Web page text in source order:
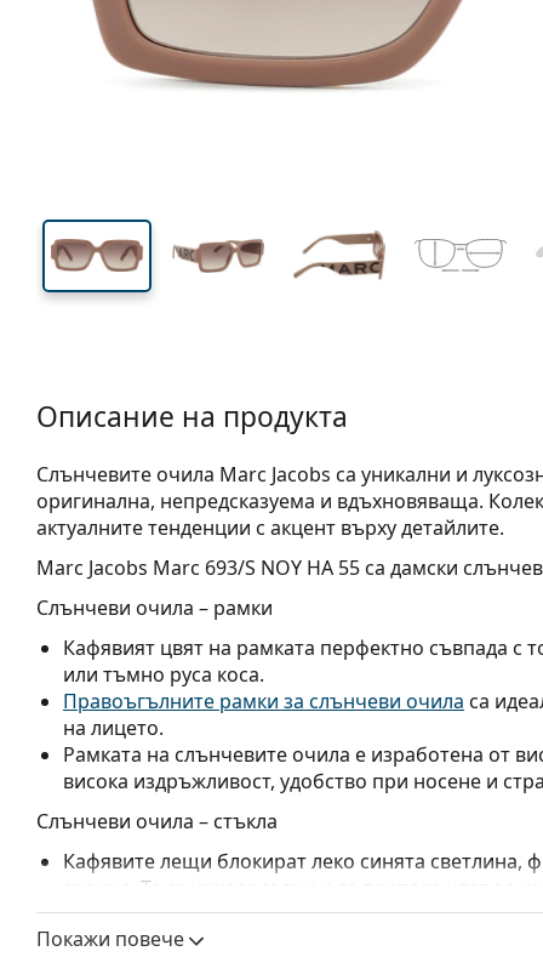
40 mm
Височина на стъклото Ширина на стъклото
Описание на продукта
Слънчевите очила Marc Jacobs са уникални и
оригинална, непредсказуема и вдъхновяваща.
актуалните тенденции с акцент върху детайлите.
Marc Jacobs Marc 693/S NOY HA 55са дамски
Слънчеви очила – рамки
Кафявият цвят на рамката перфектно съвпада с
или тъмно руса коса.
Правоъгълните рамки за слънчеви очила са
на лицето.
Рамката на слънчевите очила е изработена от
висока издръжливост, удобство при носене и
Слънчеви очила – стъкла
Кафявите лещи блокират леко синята светлина,
зрение. Те са универсални и се препоръчват за
Слънчевите очила иматградиентни лещи, с
част на лещите е най-светла. Най-тъмният
Покажи повече